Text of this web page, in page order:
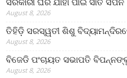
August 8, 2026
ତିହିଡି଼ ସରସ୍ୱତୀ ଶିଶୁ ବିଦ୍ୟାମନ୍ଦିରରେ
August 8, 2026
ବିଜେଡି ପଂଚାୟତ ସଭାପତି
August 8, 2026